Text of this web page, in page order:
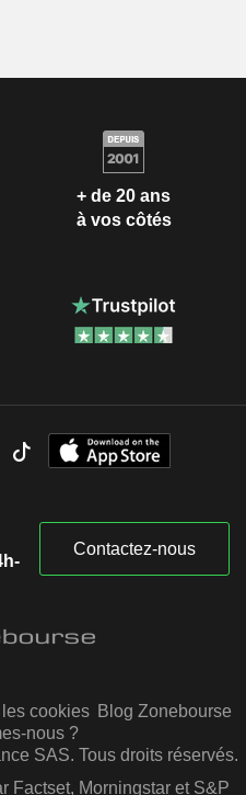
+ de 20 ans
à vos côtés
Contactez-nous
cookies Blog Zonebourse
nous ?
SAS. Tous droits réservés.
Factset, Morningstar et S&P